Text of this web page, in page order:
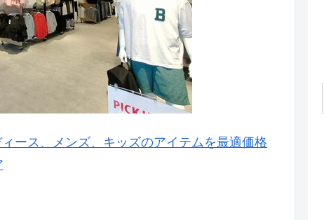
ース、メンズ、キッズのアイテムを最適価格